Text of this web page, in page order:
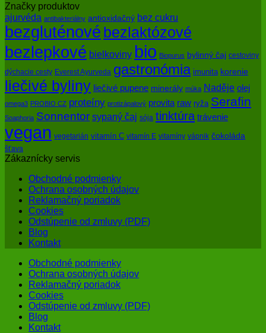
Značky produktov
ajurvéda antibakteriálny antioxidačný bez cukru
bezgluténové bezlaktózové
bezlepkové bielkoviny bio Biopurus bylinný čaj cestoviny
dýchacie cesty Everest Ayurveda gastronómia imunita korenie
liečivé byliny liečivé pupene minerály múka Naděje olej
omega3 PROBIO CZ proteíny protizápalový provita raw ryža Serafin
Soaphoria Sonnentor sypaný čaj sója tinktúra trávenie
vegan vegetarián vitamín C vitamín E vitamíny vápnik čokoláda
šťava
Zákaznícky servis
Obchodné podmienky
Ochrana osobných údajov
Reklamačný poriadok
Cookies
Odstúpenie od zmluvy (PDF)
Blog
Kontakt
Obchodné podmienky
Ochrana osobných údajov
Reklamačný poriadok
Cookies
Odstúpenie od zmluvy (PDF)
Blog
Kontakt